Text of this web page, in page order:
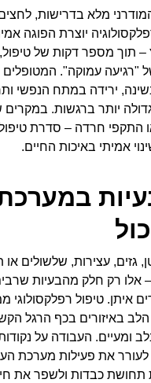
מלא בדרישות,
יוצרת הפוגה
– תוך מספר דקות של
"רגיעה עמוקה". המטופלים
ירידה במתח הנפשי
יותר ברגשות.
התקפי חרדה – סדרת
אמיתי באיכות החיים.
גזים, עצירות, שלשולים
– אלו רק חלק מהבעיות
איתן. טיפול רפלקסולוגי
באיזורים בכף הרגל
ומעיים. העבודה על
את פעילות מערכת
תחושת כבדות ולשפר את